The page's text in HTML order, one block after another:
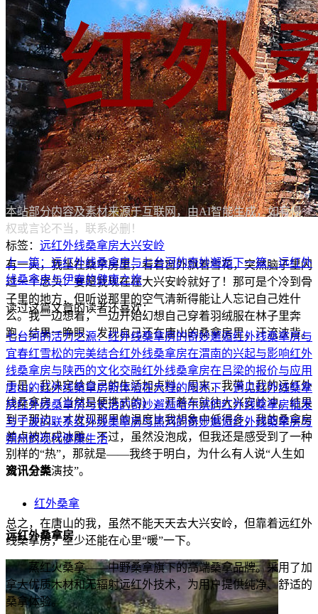
有一天，我坐在桑拿房里，看着窗外飘着雪花，突然脑子里闪
过一个念头：要是我现在在大兴安岭就好了！那可是个冷到骨
子里的地方，但听说那里的空气清新得能让人忘记自己姓什
么。我一边想着，一边开始幻想自己穿着羽绒服在林子里奔
跑，结果一睁眼，发现自己还在唐山的桑拿房里，汗流浃背。
于是，我决定给自己的生活加点料。周末，我带上我的远红外
线桑拿房（当然是便携式的），开着车就往大兴安岭冲。结果
到了那边，才发现那里的温度比我想象中低得多，我的桑拿房
差点被冻成冰雕。不过，虽然没泡成，但我还是感受到了一种
别样的“热”，那就是——我终于明白，为什么有人说“人生如
戏，全靠演技”。
总之，在唐山的我，虽然不能天天去大兴安岭，但靠着远红外
线桑拿房，至少还能在心里“暖”一下。
本站部分内容及素材来源于互联网，由AI智能生成，如有侵
权或言论不当，联系必删！
标签： 远红外线桑拿房大兴安岭
上一篇：远红外线桑拿房与七台河的奇妙邂逅下一篇：远红外
线桑拿房与伊春的健康之旅
读过这篇文章的读者还喜欢：
七台河的活力之源：红外线桑拿房的奇妙邂逅红外线桑拿房与
宜春红雪松的完美结合红外线桑拿房在渭南的兴起与影响红外
线桑拿房与陕西的文化交融红外线桑拿房在吕梁的报价与应用
唐山的红外线桑拿房新体验在大理的阳光下，遇见红外线桑拿
房红外线桑拿房与长治的奇妙邂逅哈尔滨的红外线桑拿房批发
与宁波的联系红外线桑拿房与黑河的奇妙邂逅红外线桑拿房与
朔州的现代健康生活
资讯分类
红外桑拿
远红外桑拿房
蒸红火桑拿——中野桑拿旗下的高端桑拿品牌。采用了加
拿大优质木材和无辐射远红外技术，为用户提供纯净、舒适的
桑拿体验。